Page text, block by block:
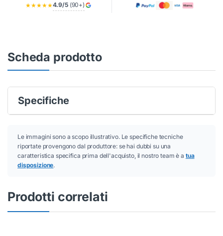
★★★★★4.9/5(90+)
Scheda prodotto
Specifiche
Le immagini sono a scopo illustrativo. Le specifiche tecniche
riportate provengono dal produttore: se hai dubbi su una
caratteristica specifica prima dell'acquisto, il nostro team è a tua
disposizione.
Prodotti correlati